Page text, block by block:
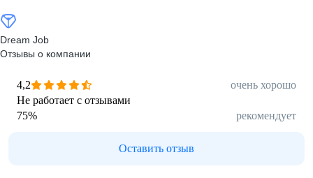
Dream Job
Отзывы о компании
4,2
очень хорошо
Не работает с отзывами
75% рекомендует
Оставить отзыв